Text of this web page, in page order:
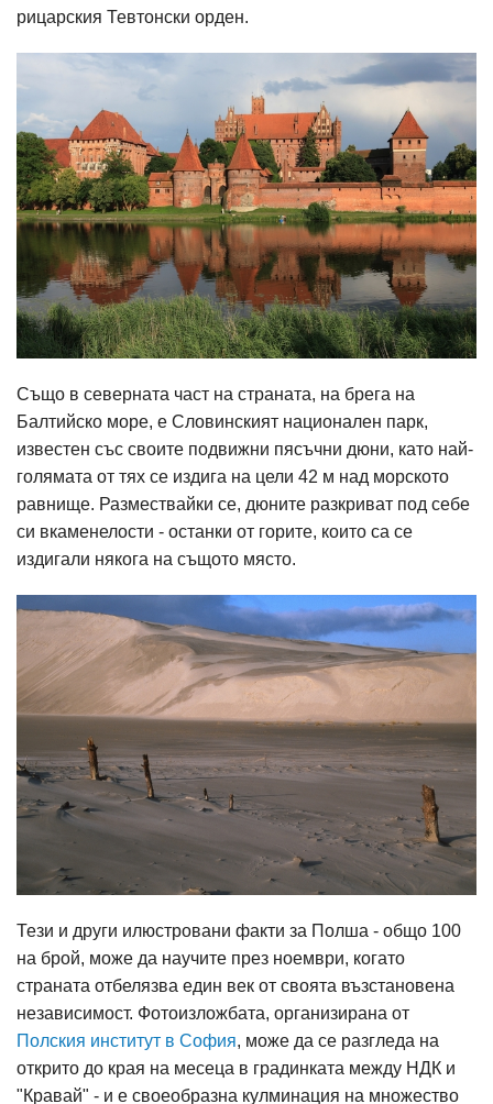
рицарския Тевтонски орден.
Също в северната част на страната, на брега на
Балтийско море, е Словинският национален парк,
известен със своите подвижни пясъчни дюни, като най-
голямата от тях се издига на цели 42 м над морското
равнище. Размествайки се, дюните разкриват под себе
си вкаменелости - останки от горите, които са се
издигали някога на същото място.
Тези и други илюстровани факти за Полша - общо 100
на брой, може да научите през ноември, когато
страната отбелязва един век от своята възстановена
независимост. Фотоизложбата, организирана от
Полския институт в София, може да се разгледа на
открито до края на месеца в градинката между НДК и
"Кравай" - и е своеобразна кулминация на множество